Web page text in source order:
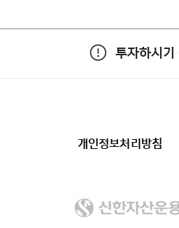
투자하시
개인정보처리방침